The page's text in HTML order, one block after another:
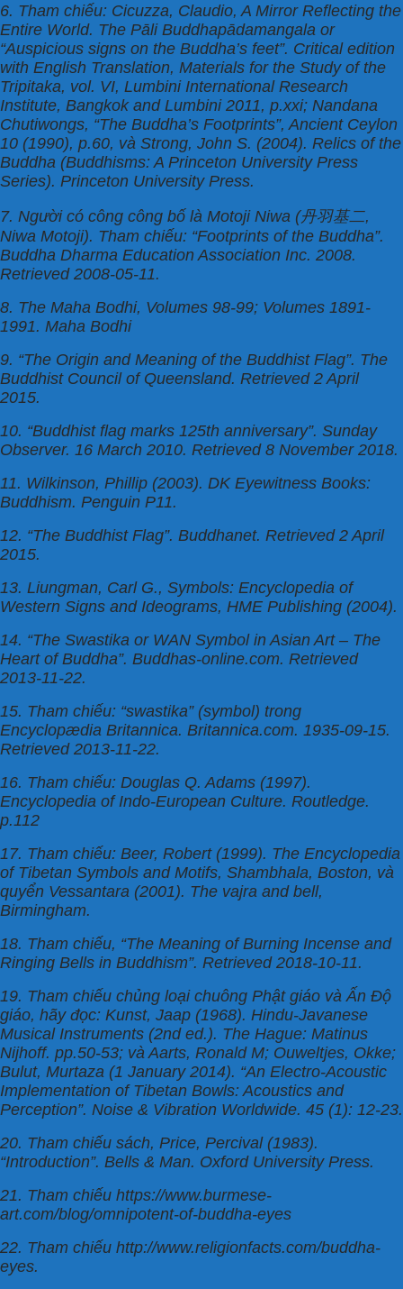
6. Tham chiếu: Cicuzza, Claudio, A Mirror Reflecting the
Entire World. The Pāli Buddhapādamangala or
“Auspicious signs on the Buddha’s feet”. Critical edition
with English Translation, Materials for the Study of the
Tripitaka, vol. VI, Lumbini International Research
Institute, Bangkok and Lumbini 2011, p.xxi; Nandana
Chutiwongs, “The Buddha’s Footprints”, Ancient Ceylon
10 (1990), p.60, và Strong, John S. (2004). Relics of the
Buddha (Buddhisms: A Princeton University Press
Series). Princeton University Press.
7. Người có công công bố là Motoji Niwa (丹羽基二,
Niwa Motoji). Tham chiếu: “Footprints of the Buddha”.
Buddha Dharma Education Association Inc. 2008.
Retrieved 2008-05-11.
8. The Maha Bodhi, Volumes 98-99; Volumes 1891-
1991. Maha Bodhi
9. “The Origin and Meaning of the Buddhist Flag”. The
Buddhist Council of Queensland. Retrieved 2 April
2015.
10. “Buddhist flag marks 125th anniversary”. Sunday
Observer. 16 March 2010. Retrieved 8 November 2018.
11. Wilkinson, Phillip (2003). DK Eyewitness Books:
Buddhism. Penguin P11.
12. “The Buddhist Flag”. Buddhanet. Retrieved 2 April
2015.
13. Liungman, Carl G., Symbols: Encyclopedia of
Western Signs and Ideograms, HME Publishing (2004).
14. “The Swastika or WAN Symbol in Asian Art – The
Heart of Buddha”. Buddhas-online.com. Retrieved
2013-11-22.
15. Tham chiếu: “swastika” (symbol) trong
Encyclopædia Britannica. Britannica.com. 1935-09-15.
Retrieved 2013-11-22.
16. Tham chiếu: Douglas Q. Adams (1997).
Encyclopedia of Indo-European Culture. Routledge.
p.112
17. Tham chiếu: Beer, Robert (1999). The Encyclopedia
of Tibetan Symbols and Motifs, Shambhala, Boston, và
quyển Vessantara (2001). The vajra and bell,
Birmingham.
18. Tham chiếu, “The Meaning of Burning Incense and
Ringing Bells in Buddhism”. Retrieved 2018-10-11.
19. Tham chiếu chủng loại chuông Phật giáo và Ấn Độ
giáo, hãy đọc: Kunst, Jaap (1968). Hindu-Javanese
Musical Instruments (2nd ed.). The Hague: Matinus
Nijhoff. pp.50-53; và Aarts, Ronald M; Ouweltjes, Okke;
Bulut, Murtaza (1 January 2014). “An Electro-Acoustic
Implementation of Tibetan Bowls: Acoustics and
Perception”. Noise & Vibration Worldwide. 45 (1): 12-23.
20. Tham chiếu sách, Price, Percival (1983).
“Introduction”. Bells & Man. Oxford University Press.
21. Tham chiếu https://www.burmese-
art.com/blog/omnipotent-of-buddha-eyes
22. Tham chiếu http://www.religionfacts.com/buddha-
eyes.